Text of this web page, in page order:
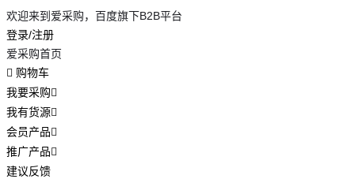
欢迎来到爱采购，百度旗下B2B平台
登录/注册
爱采购首页
购物车
我要采购
我有货源
会员产品
推广产品
建议反馈